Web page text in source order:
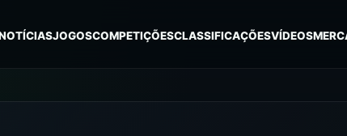
JOGOSCOMPETIÇÕESCLASSIFICAÇÕESVÍDEOS